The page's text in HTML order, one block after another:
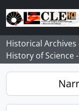
Skip to main content
Historical
History of Science